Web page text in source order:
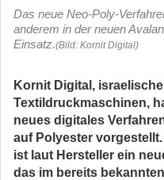
Das neue Neo-Poly-
anderem in der neuen
Einsatz.(Bild: Kornit Digital)
Kornit Digital,
Textildruckmaschinen,
neues digitales
auf Polyester
ist laut Hersteller ein
das im bereits